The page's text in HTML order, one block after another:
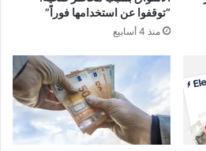
“توقفوا عن استخدامها فوراً”
منذ 4 أسابيع